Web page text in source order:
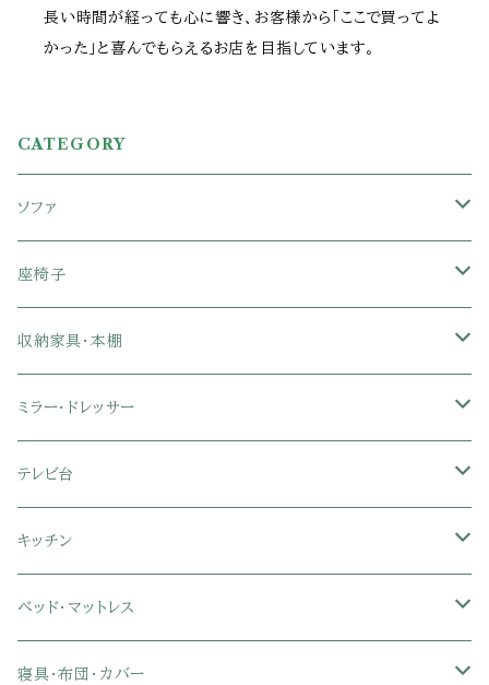
長い時間が経っても心に響き、お客様から「ここで買ってよ
かった」と喜んでもらえるお店を目指しています。
CATEGORY
ソファ
1人掛けソファ
2人掛けソファ
3人掛けソファ
フロアソファ・ローソファ
ソファベッド
カウチソファ・コーナーソファ
リクライニングソファ
座椅子
1人掛け座椅子
2人掛け座椅子
リクライニング座椅子
肘付き座椅子
座椅子カバー
ポケットコイル座椅子
収納家具・本棚
カラーボックス
本棚・書棚
衣類・タンス・チェスト
ハンガーラック
ラック・シェルフ
ミラー・ドレッサー
ドレッサー・鏡台
ミラー・スタンドミラー
テレビ台
壁面収納・ハイタイプテレビ台
ミドルタイプテレビ台
ロータイプテレビ台
キッチン
食器棚・キッチンボード
レンジ台
ベッド・マットレス
ローベッド
寝具・布団・カバー